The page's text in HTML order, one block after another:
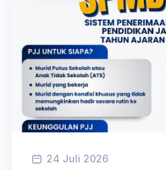
24 Juli 2026